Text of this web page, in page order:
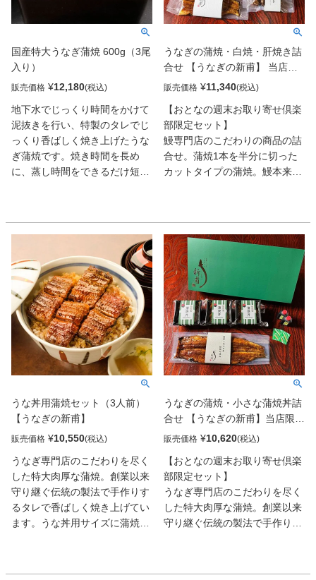
国産特大うなぎ蒲焼 600g（3尾
入り）
販売価格 ¥12,180
地下水でじっくり時間をかけて
泥抜きを行い、特製のタレでじ
っくり香ばしく焼き上げたうな
ぎ蒲焼です。焼き時間を長め
に、蒸し時間をできるだけ短く
決め手となる特製たれにはたま
り醤油を使用し、奥深いコクと
ほどよい甘さが鰻の旨味を最大
限に引き立てます。※小麦不使
用・アルコールフリー（ハラル
認証取得）
うなぎの蒲焼・白焼・肝焼き詰
合せ 【うなぎの新甫】 当店限
定セット
販売価格 ¥11,340
【おとなの週末お取り寄せ倶楽
部限定セット】
鰻専門店のこだわりの商品の詰
合せ。蒲焼1本を半分に切った
カットタイプの蒲焼。鰻本来の
で白焼をご賞味ください。身が
ふわふわとしていて鰻の脂に甘
味さえ感じるほどの絶品です。
また、一匹の鰻から1粒しか取
れない鰻の肝を門外不出の伝承
タレで香ばしく焼き上げていま
す。栄養満点・スタミナ抜群の
逸品。鰻の肝焼と白焼でまずは
お酒を楽しみ、最後に鰻の蒲焼
でうな丼や定食風にして締めご
飯。ご自宅でお好みのお酒とと
もに 鰻専門店の伝統の味を存
分に満喫できる詰合せです。
うな丼用蒲焼セット（3人前）
【うなぎの新甫】
販売価格 ¥10,550
うなぎ専門店のこだわりを尽く
した特大肉厚な蒲焼。創業以来
守り継ぐ伝統の製法で手作りす
るタレで香ばしく焼き上げてい
ます。うな丼用サイズに蒲焼を
うなぎの蒲焼・小さな蒲焼丼詰
合せ 【うなぎの新甫】当店限定
セット
販売価格 ¥10,620
【おとなの週末お取り寄せ倶楽
部限定セット】
うなぎ専門店のこだわりを尽く
した特大肉厚な蒲焼。創業以来
守り継ぐ伝統の製法で手作りす